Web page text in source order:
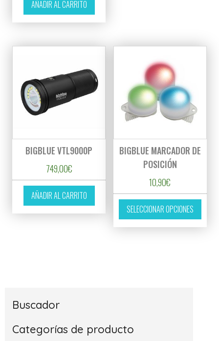
AÑADIR AL CARRITO
BIGBLUE VTL9000P
749,00€
AÑADIR AL CARRITO
BIGBLUE MARCADOR DE
POSICIÓN
10,90€
SELECCIONAR OPCIONES
Este
Buscador
Categorías de producto